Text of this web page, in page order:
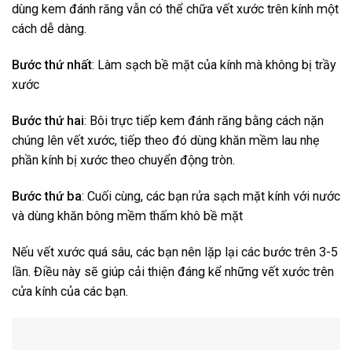
dùng kem đánh răng vẫn có thể chữa vết xước trên kính một
cách dễ dàng.
Bước thứ nhất: Làm sạch bề mặt của kính mà không bị trầy
xước
Bước thứ hai: Bôi trực tiếp kem đánh răng bằng cách nặn
chúng lên vết xước, tiếp theo đó dùng khăn mềm lau nhẹ
phần kính bị xước theo chuyển động tròn.
Bước thứ ba: Cuối cùng, các bạn rửa sạch mặt kính với nước
và dùng khăn bông mềm thấm khô bề mặt
Nếu vết xước quá sâu, các bạn nên lặp lại các bước trên 3-5
lần. Điều này sẽ giúp cải thiện đáng kể những vết xước trên
cửa kính của các bạn.